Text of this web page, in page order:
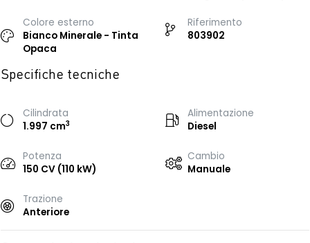
Colore esterno
Bianco Minerale - Tinta
Opaca
Riferimento
803902
Specifiche tecniche
Cilindrata
1.997 cm3
Alimentazione
Diesel
Potenza
150 CV (110 kW)
Cambio
Manuale
Trazione
Anteriore